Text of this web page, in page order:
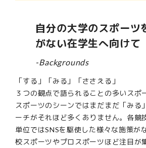
自分の大学のスポーツ
がない在学生へ向けて
-Backgrounds
「する」「みる」「ささえる」
３つの観点で語られることの多いスポ
スポーツのシーンではまだまだ「みる
ーチがそれほど多くありません。各競
単位ではSNSを駆使した様々な施策が
校スポーツやプロスポーツほど注目が